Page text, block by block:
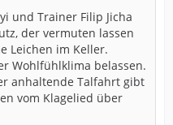
und Trainer Filip Jicha
der vermuten lassen
Leichen im Keller.
Wohlfühlklima belassen.
anhaltende Talfahrt gibt
vom Klagelied über